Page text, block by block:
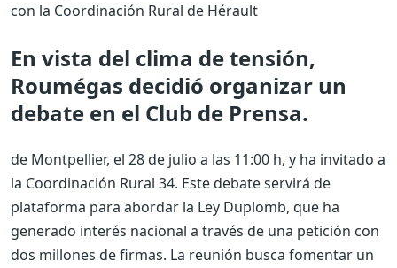
con la Coordinación Rural de Hérault
En vista del clima de tensión,
Roumégas decidió organizar un
debate en el Club de Prensa.
de Montpellier, el 28 de julio a las 11:00 h, y ha invitado a
la Coordinación Rural 34. Este debate servirá de
plataforma para abordar la Ley Duplomb, que ha
generado interés nacional a través de una petición con
dos millones de firmas. La reunión busca fomentar un